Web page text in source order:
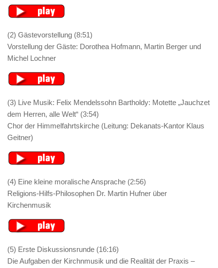
(2) Gästevorstellung (8:51)
Vorstellung der Gäste: Dorothea Hofmann, Martin Berger und
Michel Lochner
(3) Live Musik: Felix Mendelssohn Bartholdy: Motette „Jauchzet
dem Herren, alle Welt“ (3:54)
Chor der Himmelfahrtskirche (Leitung: Dekanats-Kantor Klaus
Geitner)
(4) Eine kleine moralische Ansprache (2:56)
Religions-Hilfs-Philosophen Dr. Martin Hufner über
Kirchenmusik
(5) Erste Diskussionsrunde (16:16)
Die Aufgaben der Kirchnmusik und die Realität der Praxis –